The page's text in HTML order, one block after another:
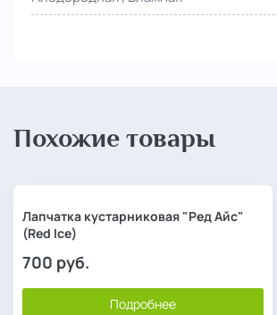
Похожие товары
Лапчатка кустарниковая "Ред Айс"
(Red Ice)
700 руб.
Подробнее